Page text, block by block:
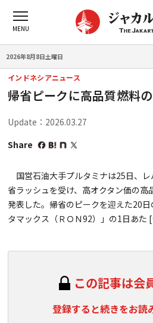
2026年8月8日土曜日
インドネシアニュース
帰省ピークに高品質燃料
Update：2026.03.27
Share
国営石油大手プルタミナは25日、
省ラッシュを受け、高オクタン価の高
発表した。帰省のピークを迎えた20
タマックス（ＲＯＮ92）」の1日あた
この記事は会
登録すると続きをお読